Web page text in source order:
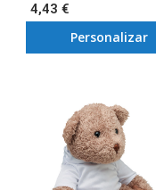
4,43 €
Personalizar